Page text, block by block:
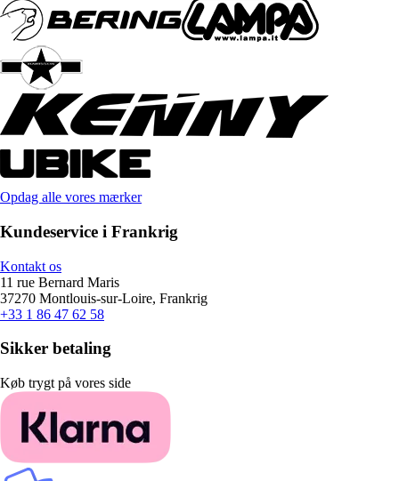
Opdag alle vores mærker
Kundeservice i Frankrig
Kontakt os
11 rue Bernard Maris
37270 Montlouis-sur-Loire, Frankrig
+33 1 86 47 62 58
Sikker betaling
Køb trygt på vores side